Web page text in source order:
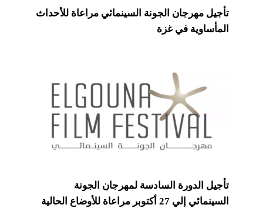
تأجيل مهرجان الجونة السينمائي مراعاة للأحداث
المأساوية في غزة
تأجيل الدورة السادسة لمهرجان الجونة
السينمائي إلي 27 أكتوبر مراعاة للأوضاع الحالية